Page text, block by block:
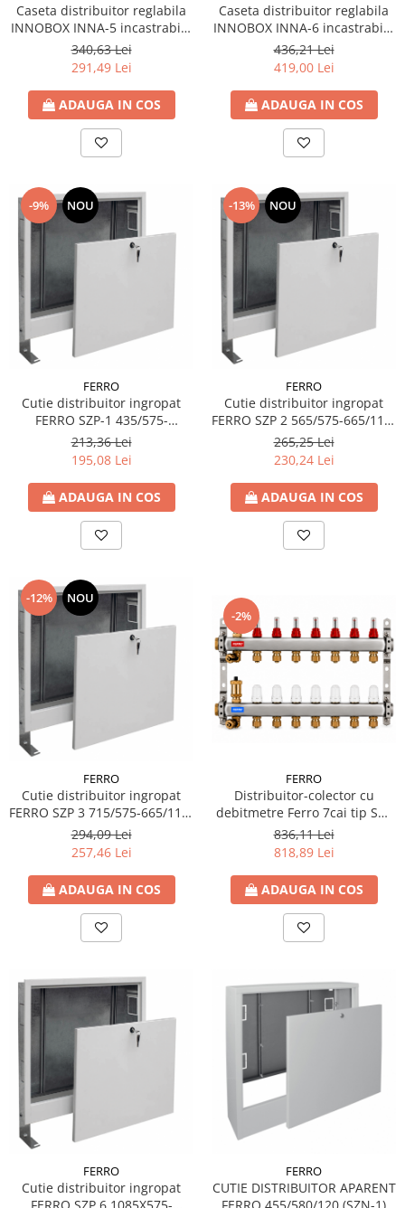
Caseta distribuitor reglabila
INNOBOX INNA-5 incastrabila
( 965 x 575-665 x 110-170 )
340,63 Lei
291,49 Lei
ADAUGA IN COS
Caseta distribuitor reglabila
INNOBOX INNA-6 incastrabila
( 1140 x 575-665 x 110-170 )
436,21 Lei
419,00 Lei
ADAUGA IN COS
-9% NOU
FERRO
Cutie distribuitor ingropat
FERRO SZP-1 435/575-
665/110-175
213,36 Lei
195,08 Lei
ADAUGA IN COS
-13% NOU
FERRO
Cutie distribuitor ingropat
FERRO SZP 2 565/575-665/110-
175
265,25 Lei
230,24 Lei
ADAUGA IN COS
-12% NOU
FERRO
Cutie distribuitor ingropat
FERRO SZP 3 715/575-665/110-
175
294,09 Lei
257,46 Lei
ADAUGA IN COS
-2%
FERRO
Distribuitor-colector cu
debitmetre Ferro 7cai tip SN-
RZP07S
836,11 Lei
818,89 Lei
ADAUGA IN COS
FERRO
Cutie distribuitor ingropat
FERRO
CUTIE DISTRIBUITOR APARENT